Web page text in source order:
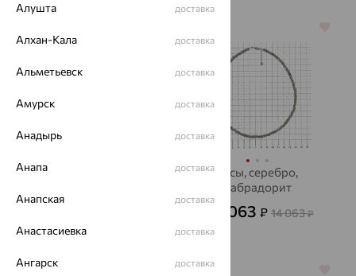
Бусы, золото, жемчуг
22 032
Бусы, серебро,
лабрадорит
5 063 ₽ 14 063₽
70% 64%
Алушта доставка
Алхан-Кала доставка
Альметьевск доставка
Амурск доставка
Анадырь доставка
Анапа доставка
Анапская доставка
Анастасиевка доставка
Ангарск доставка